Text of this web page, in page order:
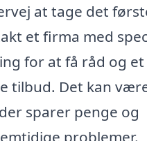
at tage det
et firma med
for at få råd og et
tilbud. Det kan
sparer penge og
problemer.